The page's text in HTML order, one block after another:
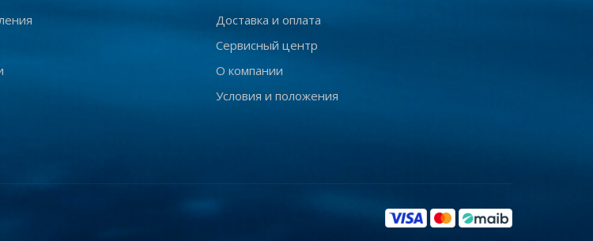
Доставка и оплата
Сервисный центр
О компании
Условия и положения